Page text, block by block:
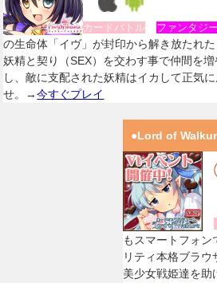
カードバトル ファンタジー
の生命体「イヴ」が封印から解き放たれた
妖精と契り（SEX）を交わす事で仲間を増
し、敵に支配された妖精はイカして正気に
せ。→今すぐプレイ
●Lord of
もスマートフォン
リティ本格ブラ
美少女戦姫達を